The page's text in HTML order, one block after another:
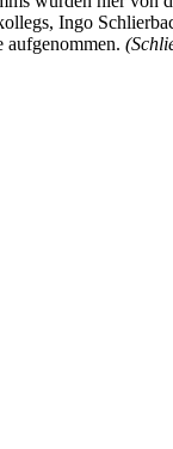
Ingo
aufgenommen.